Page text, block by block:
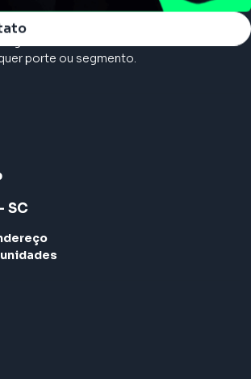
consultoria em cloud, com serviços de
gerenciamento na nuvem. Atendemos
porte ou segmento.
SC